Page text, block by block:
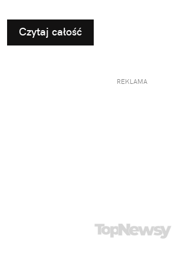
Czytaj całość
REKLAMA